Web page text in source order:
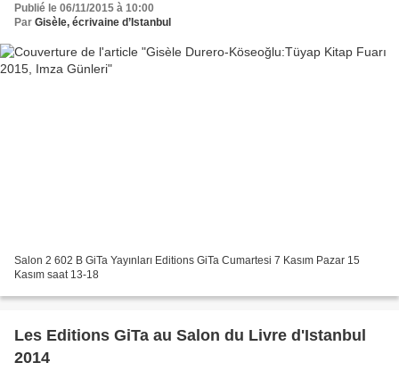
Publié le 06/11/2015 à 10:00
Par Gisèle, écrivaine d’Istanbul
Salon 2 602 B GiTa Yayınları Editions GiTa Cumartesi 7 Kasım Pazar 15
Kasım saat 13-18
Les Editions GiTa au Salon du Livre d'Istanbul
2014